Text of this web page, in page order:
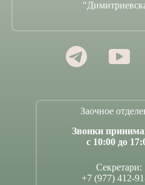
Заочное
Звонки
с 10:00 до
Секретари:
+7 (977) 412-